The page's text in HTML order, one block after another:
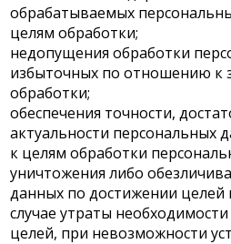
обрабатываемых
целям обработки;
недопущения обработки
избыточных по отношению к
обработки;
обеспечения точности,
актуальности
к целям обработки
уничтожения либо
данных по достижении целей
случае утраты
целей, при невозможности